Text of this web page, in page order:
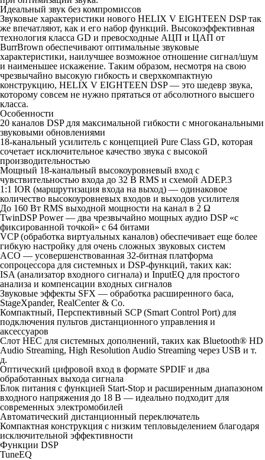
Идеальный звук без компромиссов
Звуковые характеристики нового HELIX V EIGHTEEN DSP так
же впечатляют, как и его набор функций. Высокоэффективная
технология класса GD и превосходные АЦП и ЦАП от
BurrBrown обеспечивают оптимальные звуковые
характеристики, наилучшее возможное отношение сигнал/шум
и наименьшее искажение. Таким образом, несмотря на свою
чрезвычайно высокую гибкость и сверхкомпактную
конструкцию, HELIX V EIGHTEEN DSP — это шедевр звука,
которому совсем не нужно прятаться от абсолютного высшего
класса.
Особенности
20 каналов DSP для максимальной гибкости с многоканальными
звуковыми обновлениями
18-канальный усилитель с концепцией Pure Class GD, которая
сочетает исключительное качество звука с высокой
производительностью
Мощный 18-канальный высокоуровневый вход с
чувствительностью входа до 32 В RMS и схемой ADEP.3
1:1 IOR (маршрутизация входа на выход) — одинаковое
количество высокоуровневых входов и выходов усилителя
До 160 Вт RMS выходной мощности на канал в 2 Ω
TwinDSP Power — два чрезвычайно мощных аудио DSP «с
фиксированной точкой» с 64 битами
VCP (обработка виртуальных каналов) обеспечивает еще более
гибкую настройку для очень сложных звуковых систем
ACO — усовершенствованная 32-битная платформа
сопроцессора для системных и DSP-функций, таких как:
ISA (анализатор входного сигнала) и InputEQ для простого
анализа и компенсации входных сигналов
Звуковые эффекты SFX — обработка расширенного баса,
StageXpander, RealCenter & Co.
Компактный, Перспективный SCP (Smart Control Port) для
подключения пультов дистанционного управления и
аксессуаров
Слот HEC для системных дополнений, таких как Bluetooth® HD
Audio Streaming, High Resolution Audio Streaming через USB и т.
д.
Оптический цифровой вход в формате SPDIF и два
обработанных выхода сигнала
Блок питания с функцией Start-Stop и расширенным диапазоном
входного напряжения до 18 В — идеально подходит для
современных электромобилей
Автоматический дистанционный переключатель
Компактная конструкция с низким тепловыделением благодаря
исключительной эффективности
Функции DSP
TuneEQ